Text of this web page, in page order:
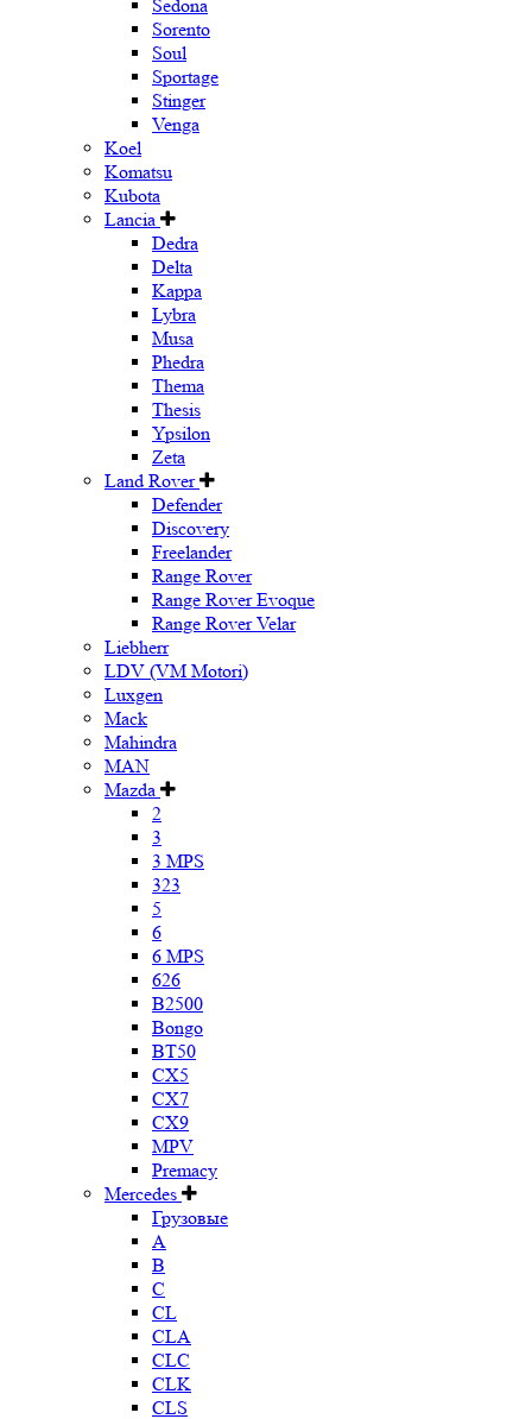
Sedona
Sorento
Soul
Sportage
Stinger
Venga
Koel
Komatsu
Kubota
Lancia
Dedra
Delta
Kappa
Lybra
Musa
Phedra
Thema
Thesis
Ypsilon
Zeta
Land Rover
Defender
Discovery
Freelander
Range Rover
Range Rover Evoque
Range Rover Velar
Liebherr
LDV (VM Motori)
Luxgen
Mack
Mahindra
MAN
Mazda
2
3
3 MPS
323
5
6
6 MPS
626
B2500
Bongo
BT50
CX5
CX7
CX9
MPV
Premacy
Mercedes
Грузовые
A
B
C
CL
CLA
CLC
CLK
CLS